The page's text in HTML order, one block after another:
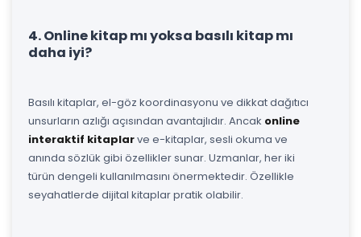
4. Online kitap mı yoksa basılı kitap mı
daha iyi?
Basılı kitaplar, el-göz koordinasyonu ve dikkat dağıtıcı
unsurların azlığı açısından avantajlıdır. Ancak online
interaktif kitaplarve e-kitaplar, sesli okuma ve
anında sözlük gibi özellikler sunar. Uzmanlar, her iki
türün dengeli kullanılmasını önermektedir. Özellikle
seyahatlerde dijital kitaplar pratik olabilir.